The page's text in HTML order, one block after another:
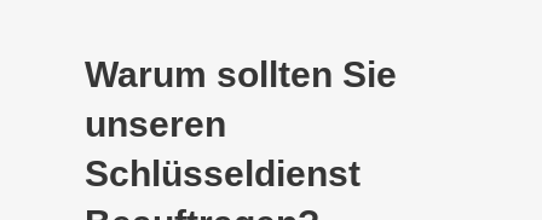
Warum sollten Sie
unseren
Schlüsseldienst